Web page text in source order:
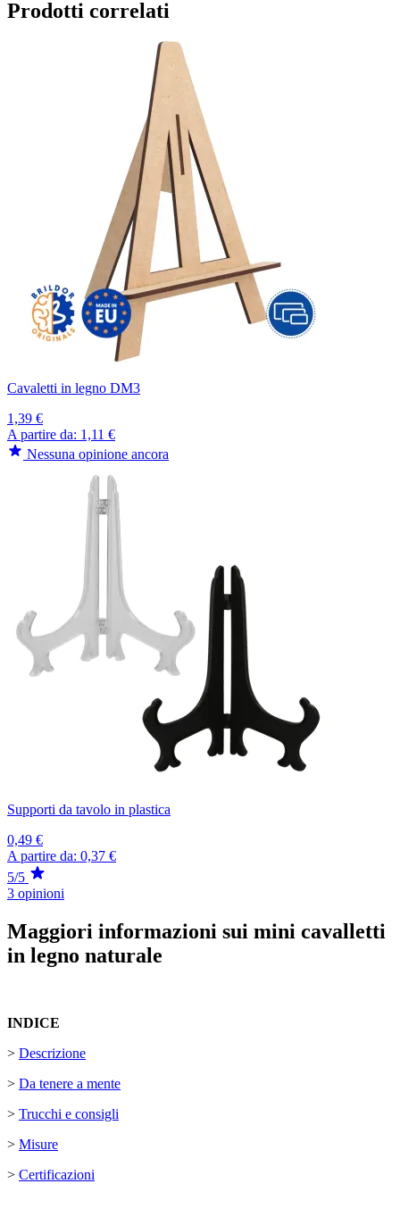
Prodotti correlati
Cavaletti in legno DM3
1,39 €
A partire da: 1,11 €
Nessuna opinione ancora
Supporti da tavolo in plastica
0,49 €
A partire da: 0,37 €
5/5
3 opinioni
Maggiori informazioni sui mini cavalletti
in legno naturale
INDICE
> Descrizione
> Da tenere a mente
> Trucchi e consigli
> Misure
> Certificazioni